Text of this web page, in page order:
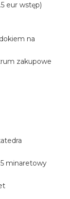
eur wstęp)
na
zakupowe
minaretowy